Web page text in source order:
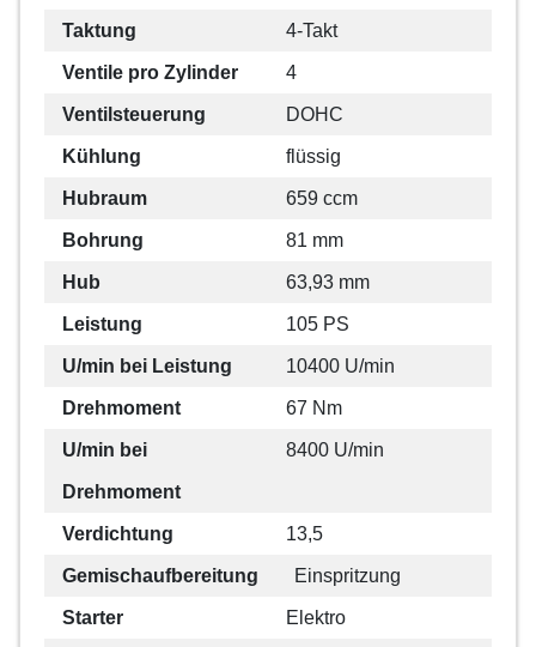
Taktung 4-Takt
Ventile pro Zylinder 4
Ventilsteuerung DOHC
Kühlung flüssig
Hubraum 659 ccm
Bohrung 81 mm
Hub 63,93 mm
Leistung 105 PS
U/min bei Leistung 10400 U/min
Drehmoment 67 Nm
U/min bei
Drehmoment
8400 U/min
Verdichtung 13,5
Gemischaufbereitung Einspritzung
Starter Elektro